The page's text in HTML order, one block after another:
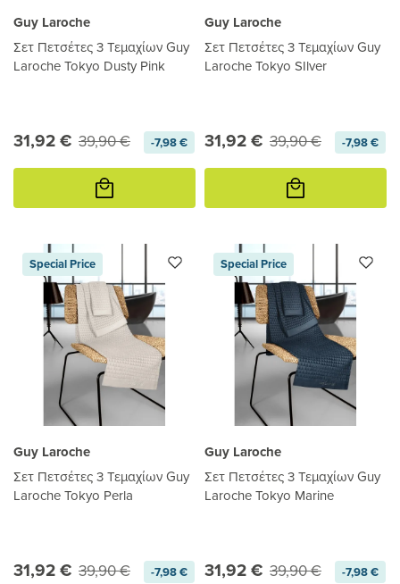
Guy Laroche
Σετ Πετσέτες 3 Τεμαχίων Guy
Laroche Tokyo Dusty Pink
31,92 € 39,90 € -7,98 €
Προσθήκη
καλάθι
Guy Laroche
Σετ Πετσέτες 3 Τεμαχίων Guy
Laroche Tokyo SIlver
31,92 € 39,90 € -7,98 €
Προσθήκη
καλάθι
Special Price
Guy Laroche
Σετ Πετσέτες 3 Τεμαχίων Guy
Laroche Tokyo Perla
31,92 € 39,90 € -7,98 €
Special Price
Guy Laroche
Σετ Πετσέτες 3 Τεμαχίων Guy
Laroche Tokyo Marine
31,92 € 39,90 € -7,98 €